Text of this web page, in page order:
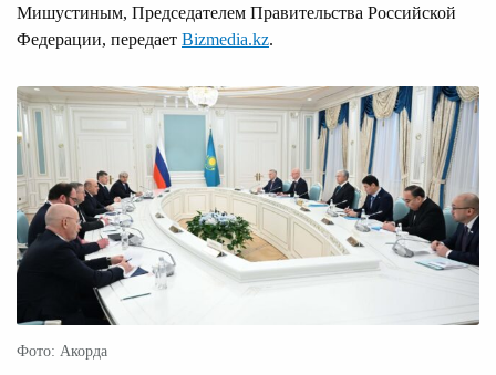
Мишустиным, Председателем Правительства Российской
Федерации, передает Bizmedia.kz.
Фото: Акорда